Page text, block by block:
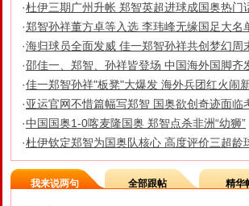
·杜伊三期广州升帐 郑智英超进球成国奥热门
·郑智孙祥董方卓等入选 李玮峰无缘国足大名
·海归球员全面发威 佳一郑智孙祥共创梦幻周
·邵佳一、郑智、孙祥皆登场 中国海外国脚齐
·佳一郑智孙祥"板凳"大爆发 海外兵团红火闹
·亚运官网不惜篇幅写郑智 国奥欲创奇迹面临
·中国国奥1-0喀麦隆国奥 郑智点杀非洲“幼狮”
·杜伊钦定郑智为国奥队核心 高度评价三超龄
我来说两句 全部跟帖 精华